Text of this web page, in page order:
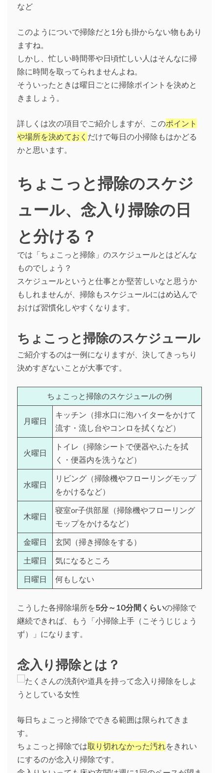
など
このようについで掃除だと1分も掛からない物もあり
ますね。
しかし、忙しい時間帯や日頃忙しい人はそんなに掃
除に時間を取ってられませんよね。
そういったときは曜日ごとに掃除ポイントを決めと
きましょう。
詳しくは次の項目でご紹介しますが、このポイント
や場所を決めておく だけで毎日の小掃除もはかどる
かと思います。
ちょこっと掃除のスケジ
ュール、念入り掃除の日
と分ける？
では「ちょこっと掃除」のスケジュールとはどんな
ものでしょう？
スケジュールというと仕事とか堅苦しいなと思うか
もしれませんが、掃除もスケジュールにはめ込んで
おけば習慣化しやすくなります。
ちょこっと掃除のスケジュール
ご紹介するのは一例になりますが、決してきっちり
決めすぎないことが大事です。
ちょこっと掃除のスケジュールの例
月曜日
キッチン（排水口に泡ハイターをかけて
流す・流し台やコンロを拭くなど）
火曜日
トイレ（掃除シートで便器やふたを拭
く・便器内を洗うなど）
水曜日
リビング（掃除機やフローリングモップ
をかけるなど）
木曜日
寝室or子供部屋（掃除機やフローリング
モップをかけるなど）
金曜日
玄関（掃き掃除をする）
土曜日
気になるところ
日曜日
何もしない
こうした各掃除場所を5分～10分間くらいの掃除で
継続できれば、もう「小掃除上手（こそうじじょう
ず）」になります。
念入り掃除とは？
毎日ちょこっと掃除でできる範囲は限られてきま
す。
ちょこっと掃除では取り切れなかった汚れをきれい
にするのが念入り掃除です。